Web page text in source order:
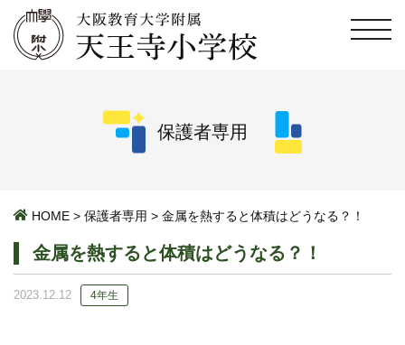
保護者専用
HOME > 保護者専用 > 金属を熱すると体積はどうなる？！
金属を熱すると体積はどうなる？！
2023.12.12 4年生